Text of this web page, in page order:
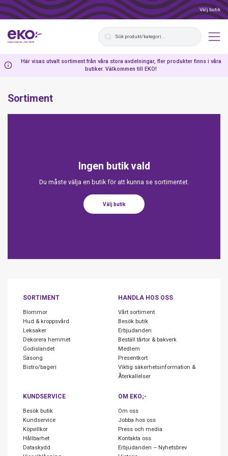
Välj butik
Här visas utvalt sortiment från våra stora avdelningar, fler produkter finns i våra
butiker. Välkommen till EKO!
Sortiment
Ingen butik vald
Du måste välja en butik för att kunna se sortimentet.
Välj butik
SORTIMENT
Blommor
Hud & kroppsvård
Leksaker
Dekorera hemmet
Godislandet
Säsong
Bistro/bageri
HANDLA HOS OSS
Vårt sortiment
Besök butik
Erbjudanden
Beställ tårtor & bakverk
Medlem
Presentkort
Viktig säkerhetsinformation &
Återkallelser
KUNDSERVICE
Besök butik
Kundservice
Köpvillkor
Hållbarhet
Dataskydd
OM EKO;-
Om oss
Jobba hos oss
Press och media
Kontakta oss
Erbjudanden – Nyhetsbrev